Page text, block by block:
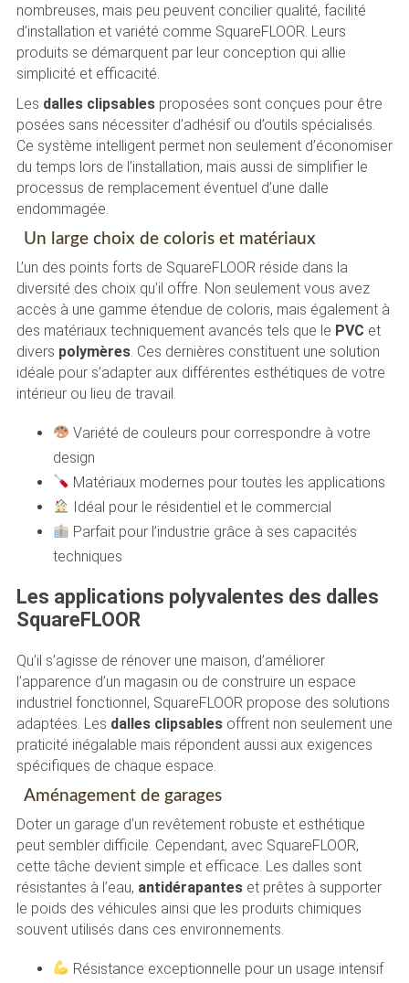
nombreuses, mais peu peuvent concilier qualité, facilité
d’installation et variété comme SquareFLOOR. Leurs
produits se démarquent par leur conception qui allie
simplicité et efficacité.
Les dalles clipsablesproposées sont conçues pour être
posées sans nécessiter d’adhésif ou d’outils spécialisés.
Ce système intelligent permet non seulement d’économiser
du temps lors de l’installation, mais aussi de simplifier le
processus de remplacement éventuel d’une dalle
endommagée.
Un large choix de coloris et matériaux
L’un des points forts de SquareFLOOR réside dans la
diversité des choix qu’il offre. Non seulement vous avez
accès à une gamme étendue de coloris, mais également à
des matériaux techniquement avancés tels que le PVC et
divers polymères. Ces dernières constituent une solution
idéale pour s’adapter aux différentes esthétiques de votre
intérieur ou lieu de travail.
Variété de couleurs pour correspondre à votre
design
Matériaux modernes pour toutes les applications
Idéal pour le résidentiel et le commercial
Parfait pour l’industrie grâce à ses capacités
techniques
Les applications polyvalentes des dalles
SquareFLOOR
Qu’il s’agisse de rénover une maison, d’améliorer
l’apparence d’un magasin ou de construire un espace
industriel fonctionnel, SquareFLOOR propose des solutions
adaptées. Les dalles clipsablesoffrent non seulement une
praticité inégalable mais répondent aussi aux exigences
spécifiques de chaque espace.
Aménagement de garages
Doter un garage d’un revêtement robuste et esthétique
peut sembler difficile. Cependant, avec SquareFLOOR,
cette tâche devient simple et efficace. Les dalles sont
résistantes à l’eau, antidérapanteset prêtes à supporter
le poids des véhicules ainsi que les produits chimiques
souvent utilisés dans ces environnements.
Résistance exceptionnelle pour un usage intensif